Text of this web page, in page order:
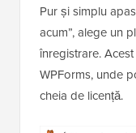
Pur și simplu
acum”, alege un
înregistrare.
WPForms, unde
cheia de licență.